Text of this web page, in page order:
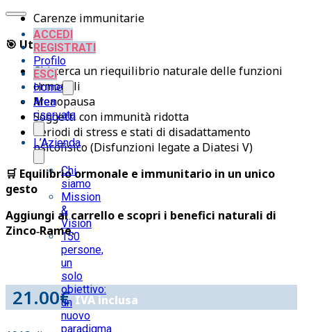
ACCEDI
REGISTRATI
Profilo
ESCI
Home
Area
riservata
L’Azienda
Chi
siamo
Mission
&
Vision
150
persone,
un
solo
obiettivo:
un
nuovo
paradigma
Carenze immunitarie
🎯 Utile per
Chi cerca un riequilibrio naturale delle funzioni
ormonali
Menopausa
Soggetti con immunità ridotta
Periodi di stress e stati di disadattamento
psicofisico (Disfunzioni legate a Diatesi V)
🛒 Equilibrio ormonale e immunitario in un unico
gesto
Aggiungi al carrello e scopri i benefici naturali di
Zinco‑Rame.
21.00€ IVA inclusa